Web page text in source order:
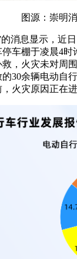
图源：崇明
消息显示，近
车棚于凌晨4时
，火灾未对周
30余辆电动自
火灾原因正在进